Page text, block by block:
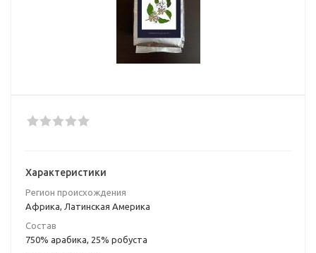
Характеристики
Регион происхождения
Африка, Латинская Америка
Состав
750% арабика, 25% робуста